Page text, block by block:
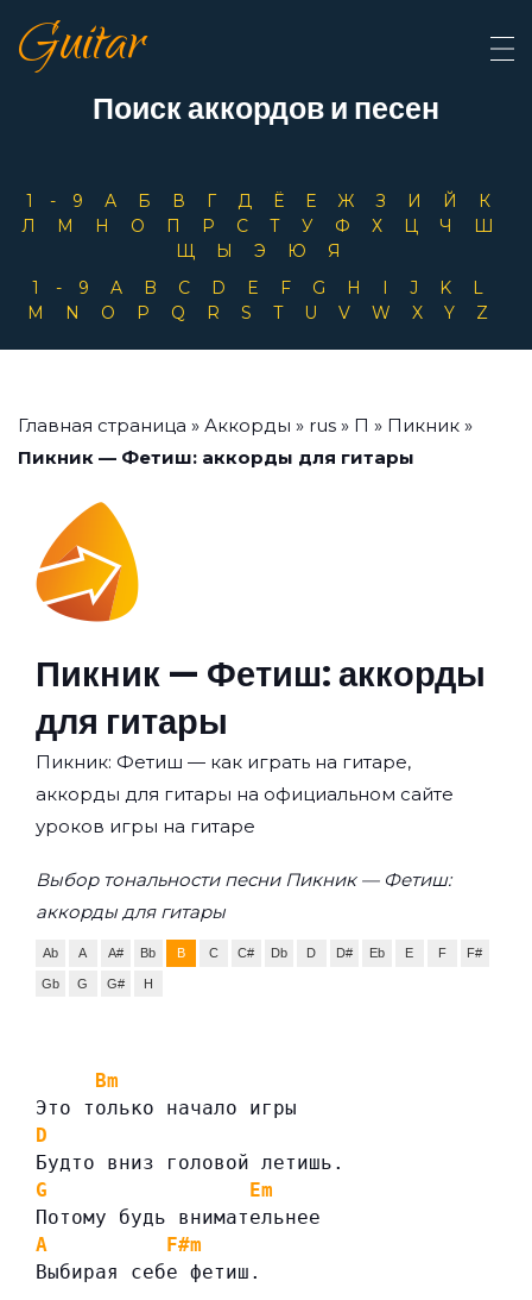
Guitar
Поиск аккордов и песен
1-9 А Б В Г Д Ё Е Ж З И Й
К
Л
М Н О П Р С Т У Ф Х Ц Ч
Ш
Щ
Ы Э Ю
Я
1-9
A B C D E F G H I J K
L
M
N O P Q R S T U V W X Y Z
Главная страница » Аккорды » rus » П » Пикник »
Пикник — Фетиш: аккорды для гитары
Пикник — Фетиш: аккорды
для гитары
Пикник: Фетиш — как играть на гитаре,
аккорды для гитары на официальном сайте
уроков игры на гитаре
Выбор тональности песни Пикник — Фетиш:
аккорды для гитары
Ab A A# Bb B C C# Db D D# Eb E F F#
Gb G G# H
Bm
Это только начало игры
D
Будто вниз головой летишь.
G
Em
Потому будь внимательнее
A
F#m
Выбирая себе фетиш.